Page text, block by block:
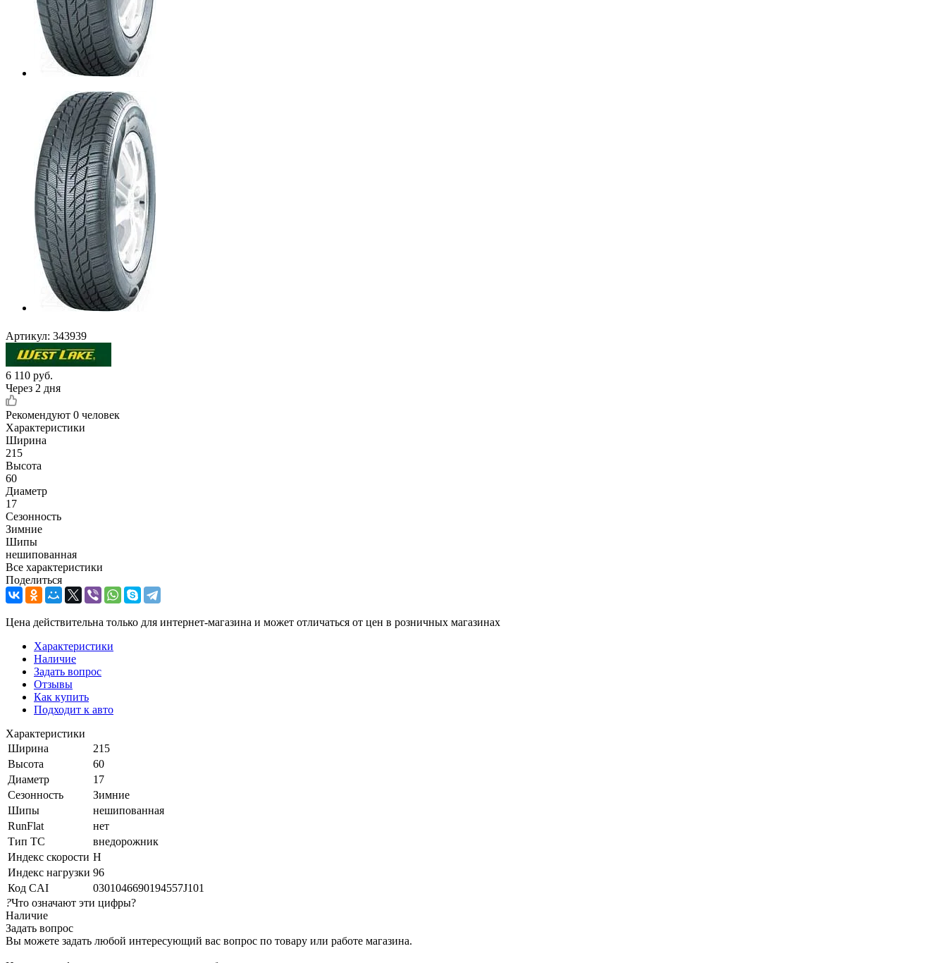
Артикул: 343939
6 110 руб.
Через 2 дня
Рекомендуют 0 человек
Характеристики
Ширина
215
Высота
60
Диаметр
17
Сезонность
Зимние
Шипы
нешипованная
Все характеристики
Поделиться
Цена действительна только для интернет-магазина и может отличаться от цен в розничных магазинах
Характеристики
Наличие
Задать вопрос
Отзывы
Как купить
Подходит к авто
Характеристики
Ширина
215
Высота
60
Диаметр
17
Сезонность
Зимние
Шипы
нешипованная
RunFlat
нет
Тип ТС
внедорожник
Индекс скорости H
Индекс нагрузки 96
Код CAI
0301046690194557J101
?Что означают эти цифры?
Наличие
Задать вопрос
Вы можете задать любой интересующий вас вопрос по товару или работе магазина.